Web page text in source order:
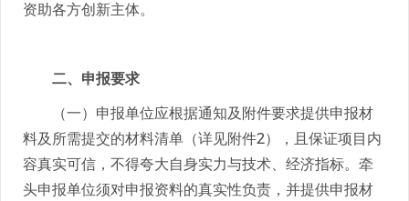
资助各方创新主体。
二、申报要求
（一）申报单位应根据通知及附件要求提供申报材
料及所需提交的材料清单（详见附件2），且保证项目内
容真实可信，不得夸大自身实力与技术、经济指标。牵
头申报单位须对申报资料的真实性负责，并提供申报材